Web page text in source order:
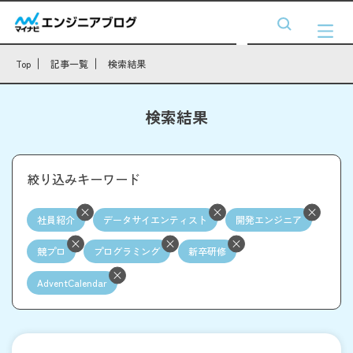
Top 記事一覧 検索結果
検索結果
絞り込みキーワード
社員紹介 データサイエンティスト 開発エンジニア
競プロ プログラミング 新卒研修
AdventCalendar